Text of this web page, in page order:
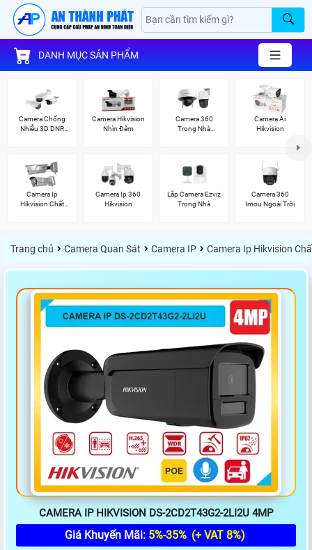
DANH MỤC SẢN PHẨM
Camera Chống
Nhiễu 3D DNR
Camera Hikvision
Nhìn Đêm
Camera 360
Trong Nhà
Camera Ai
Hikvision
Camera Ip
Hikvision Chất
Camera Ip 360
Hikvision
Lắp Camera Ezviz
Trong Nhà
Camera 360
Imou Ngoài Trời
Trang chủ › Camera Quan Sát › Camera IP › Camera Ip Hikvision
CAMERA IP HIKVISION DS-2CD2T43G2-2LI2U 4MP
Giá Khuyến Mãi: 5%-35% (+ VAT 8%)